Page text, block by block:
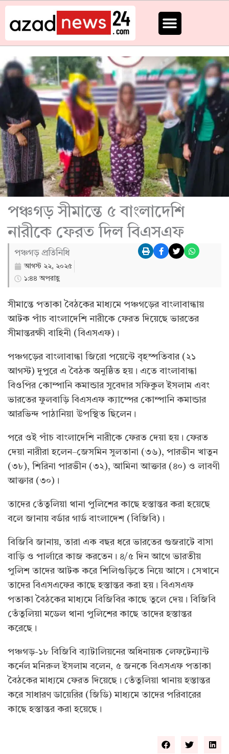
Skip
content
পঞ্চগড় সীমান্তে ৫ বাংলাদেশি
নারীকে ফেরত দিল বিএসএফ
পঞ্চগড় প্রতিনিধি
আগস্ট ২২, ২০২৫
১:৪৪ অপরাহ্ণ
সীমান্তে পতাকা বৈঠকের মাধ্যমে পঞ্চগড়ের বাংলাবান্ধায়
আটক পাঁচ বাংলাদেশি নারীকে ফেরত দিয়েছে ভারতের
সীমান্তরক্ষী বাহিনী (বিএসএফ)।
পঞ্চগড়ের বাংলাবান্ধা জিরো পয়েন্টে বৃহস্পতিবার (২১
আগস্ট) দুপুরে এ বৈঠক অনুষ্ঠিত হয়। এতে বাংলাবান্ধা
বিওপির কোম্পানি কমান্ডার সুবেদার সফিকুল ইসলাম এবং
ভারতের ফুলবাড়ি বিএসএফ ক্যাম্পের কোম্পানি কমান্ডার
আরভিন্দ পাঠানিয়া উপস্থিত ছিলেন।
পরে ওই পাঁচ বাংলাদেশি নারীকে ফেরত দেয়া হয়। ফেরত
দেয়া নারীরা হলেন–জেসমিন সুলতানা (৩৬), পারভীন খাতুন
(৩৮), শিরিনা পারভীন (৩২), আমিনা আক্তার (৪০) ও লাবণী
আক্তার (৩০)।
তাদের তেঁতুলিয়া থানা পুলিশের কাছে হস্তান্তর করা হয়েছে
বলে জানায় বর্ডার গার্ড বাংলাদেশ (বিজিবি)।
বিজিবি জানায়, তারা এক বছর ধরে ভারতের গুজরাটে বাসা
বাড়ি ও পার্লারে কাজ করতেন। ৪/৫ দিন আগে ভারতীয়
পুলিশ তাদের আটক করে শিলিগুড়িতে নিয়ে আসে। সেখানে
তাদের বিএসএফের কাছে হস্তান্তর করা হয়। বিএসএফ
পতাকা বৈঠকের মাধ্যমে বিজিবির কাছে তুলে দেয়। বিজিবি
তেঁতুলিয়া মডেল থানা পুলিশের কাছে তাদের হস্তান্তর
করেছে।
পঞ্চগড়-১৮ বিজিবি ব্যাটালিয়নের অধিনায়ক লেফটেন্যান্ট
কর্নেল মনিরুল ইসলাম বলেন, ৫ জনকে বিএসএফ পতাকা
বৈঠকের মাধ্যমে ফেরত দিয়েছে। তেঁতুলিয়া থানায় হস্তান্তর
করে সাধারণ ডায়েরির (জিডি) মাধ্যমে তাদের পরিবারের
কাছে হস্তান্তর করা হয়েছে।